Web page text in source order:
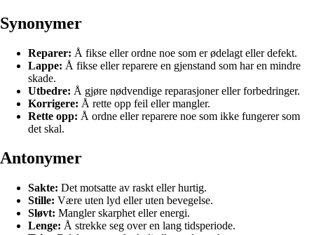
Synonymer
Reparer: Å fikse eller ordne noe som er ødelagt eller defekt.
Lappe: Å fikse eller reparere en gjenstand som har en mindre
skade.
Utbedre: Å gjøre nødvendige reparasjoner eller forbedringer.
Korrigere: Å rette opp feil eller mangler.
Rette opp: Å ordne eller reparere noe som ikke fungerer som
det skal.
Antonymer
Sakte: Det motsatte av raskt eller hurtig.
Stille: Være uten lyd eller uten bevegelse.
Sløvt: Mangler skarphet eller energi.
Lenge: Å strekke seg over en lang tidsperiode.